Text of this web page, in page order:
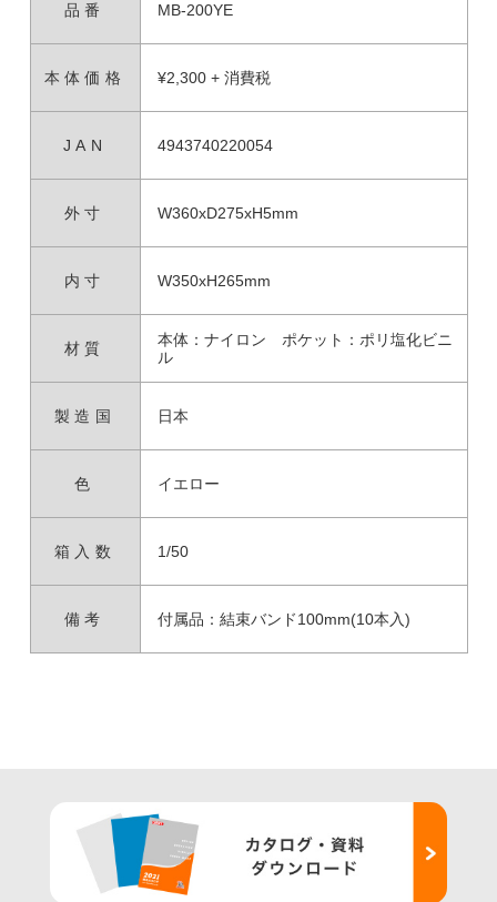
品番 MB-200YE
本体価格 ¥2,300 + 消費税
JAN 4943740220054
外寸 W360xD275xH5mm
内寸 W350xH265mm
材質
本体：ナイロン ポケット：ポリ塩化ビニ
ル
製造国 日本
色 イエロー
箱入数 1/50
備考 付属品：結束バンド100mm(10本入)